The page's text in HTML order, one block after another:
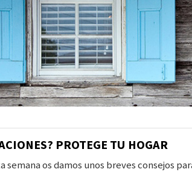
PROTEGE TU HOGAR
semana os damos unos breves consejos